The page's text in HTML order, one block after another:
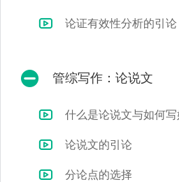
论证有效性分析的引
管综写作：论说文
什么是论说文与如何
论说文的引论
分论点的选择